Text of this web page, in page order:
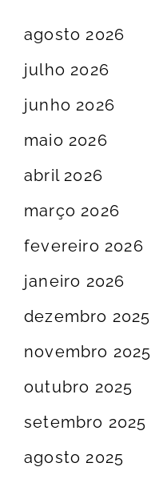
agosto 2026
julho 2026
junho 2026
maio 2026
abril 2026
março 2026
fevereiro 2026
janeiro 2026
dezembro 2025
novembro 2025
outubro 2025
setembro 2025
agosto 2025